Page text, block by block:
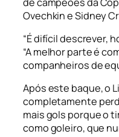
Ovechkin e Sidney
“É difícil descrever,
“A melhor parte é
companheiros de
Após este baque, o
completamente
mais gols porque o
como goleiro, que